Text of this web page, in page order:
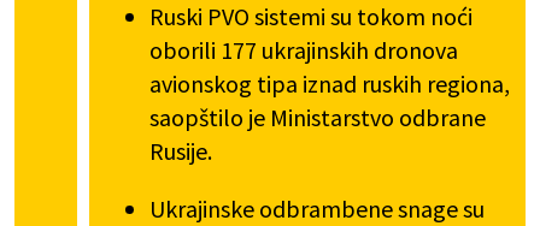
Ruski PVO sistemi su tokom noći
oborili 177 ukrajinskih dronova
avionskog tipa iznad ruskih regiona,
saopštilo je Ministarstvo odbrane
Rusije.
Ukrajinske odbrambene snage su